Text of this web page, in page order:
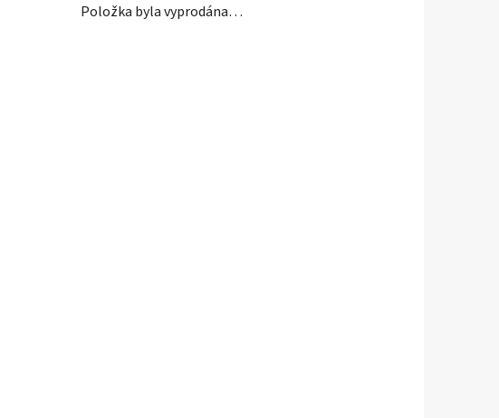
Položka byla vyprodána…